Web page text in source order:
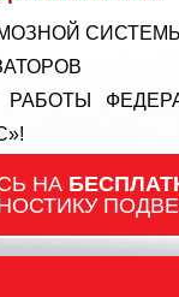
СИСТЕМЫ
РАБОТЫ
НА